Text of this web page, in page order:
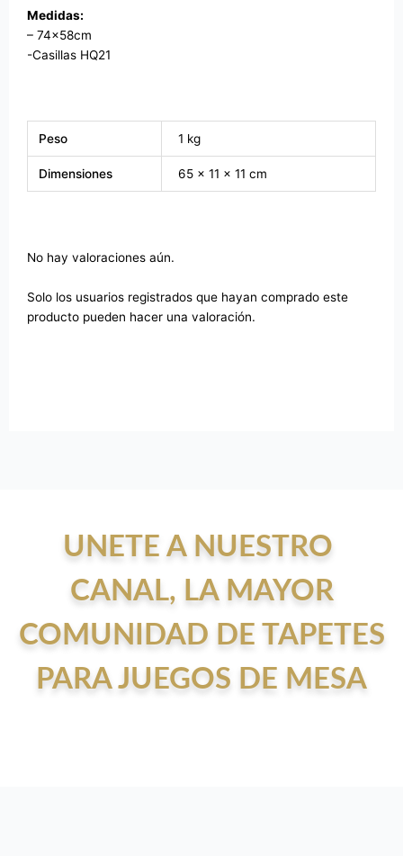
Medidas:
– 74x58cm
-Casillas HQ21
Peso 1 kg
Dimensiones 65 × 11 × 11 cm
No hay valoraciones aún.
Solo los usuarios registrados que hayan comprado este
producto pueden hacer una valoración.
UNETE A NUESTRO
CANAL, LA MAYOR
COMUNIDAD DE TAPETES
PARA JUEGOS DE MESA